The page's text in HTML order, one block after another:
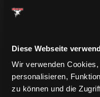
Diese Webseite
Wir verwenden
personalisieren,
zu können und die